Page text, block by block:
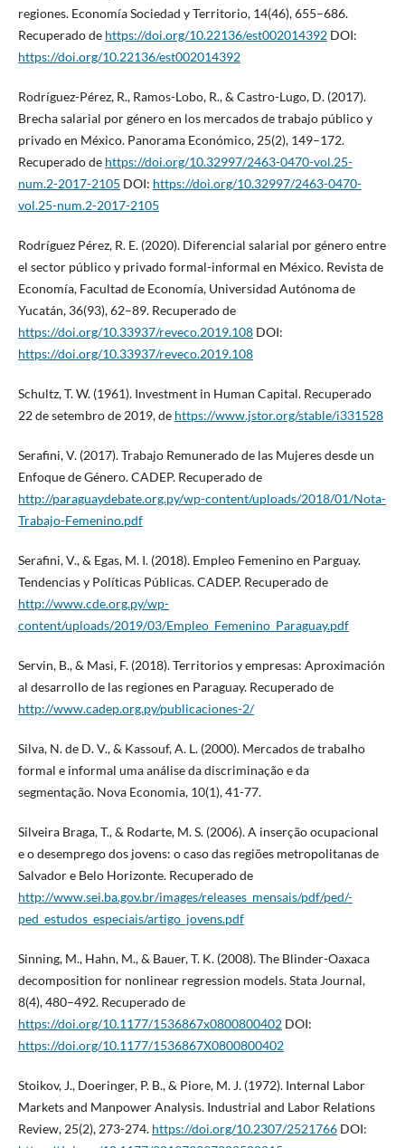
regiones. Economía Sociedad y Territorio, 14(46), 655–686.
Recuperado de https://doi.org/10.22136/est002014392DOI:
https://doi.org/10.22136/est002014392
Rodríguez-Pérez, R., Ramos-Lobo, R., & Castro-Lugo, D. (2017).
Brecha salarial por género en los mercados de trabajo público y
privado en México. Panorama Económico, 25(2), 149–172.
Recuperado de https://doi.org/10.32997/2463-0470-vol.25-
num.2-2017-2105 DOI: https://doi.org/10.32997/2463-0470-
vol.25-num.2-2017-2105
Rodríguez Pérez, R. E. (2020). Diferencial salarial por género entre
el sector público y privado formal-informal en México. Revista de
Economía, Facultad de Economía, Universidad Autónoma de
Yucatán, 36(93), 62–89. Recuperado de
https://doi.org/10.33937/reveco.2019.108DOI:
https://doi.org/10.33937/reveco.2019.108
Schultz, T. W. (1961). Investment in Human Capital. Recuperado
22 de setembro de 2019, de https://www.jstor.org/stable/i331528
Serafini, V. (2017). Trabajo Remunerado de las Mujeres desde un
Enfoque de Género. CADEP. Recuperado de
http://paraguaydebate.org.py/wp-content/uploads/2018/01/Nota-
Trabajo-Femenino.pdf
Serafini, V., & Egas, M. I. (2018). Empleo Femenino en Parguay.
Tendencias y Políticas Públicas. CADEP. Recuperado de
http://www.cde.org.py/wp-
content/uploads/2019/03/Empleo_Femenino_Paraguay.pdf
Servin, B., & Masi, F. (2018). Territorios y empresas: Aproximación
al desarrollo de las regiones en Paraguay. Recuperado de
http://www.cadep.org.py/publicaciones-2/
Silva, N. de D. V., & Kassouf, A. L. (2000). Mercados de trabalho
formal e informal uma análise da discriminação e da
segmentação. Nova Economia, 10(1), 41-77.
Silveira Braga, T., & Rodarte, M. S. (2006). A inserção ocupacional
e o desemprego dos jovens: o caso das regiões metropolitanas de
Salvador e Belo Horizonte. Recuperado de
http://www.sei.ba.gov.br/images/releases_mensais/pdf/ped/-
ped_estudos_especiais/artigo_jovens.pdf
Sinning, M., Hahn, M., & Bauer, T. K. (2008). The Blinder-Oaxaca
decomposition for nonlinear regression models. Stata Journal,
8(4), 480–492. Recuperado de
https://doi.org/10.1177/1536867x0800800402DOI:
https://doi.org/10.1177/1536867X0800800402
Stoikov, J., Doeringer, P. B., & Piore, M. J. (1972). Internal Labor
Markets and Manpower Analysis. Industrial and Labor Relations
Review, 25(2), 273-274. https://doi.org/10.2307/2521766DOI: